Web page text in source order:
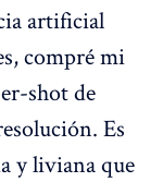
artificial
compré mi
shot de
Es
y liviana que